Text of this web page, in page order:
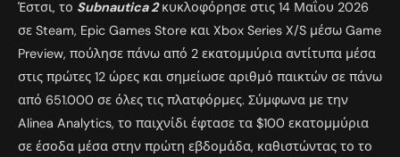
Έστσι, το Subnautica 2κυκλοφόρησε στις 14 Μαΐου 2026
σε Steam, Epic Games Store και Xbox Series X/S μέσω Game
Preview, πούλησε πάνω από 2 εκατομμύρια αντίτυπα μέσα
στις πρώτες 12 ώρες και σημείωσε αριθμό παικτών σε πάνω
από 651.000 σε όλες τις πλατφόρμες. Σύμφωνα με την
Alinea Analytics, το παιχνίδι έφτασε τα $100 εκατομμύρια
σε έσοδα μέσα στην πρώτη εβδομάδα, καθιστώντας το το